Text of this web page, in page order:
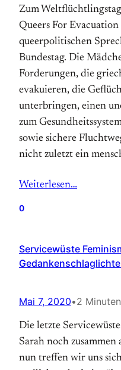
Zum
Queers For
queerpolitischen
Bundestag. Die
Forderungen, die
evakuieren, die
unterbringen, einen
zum
sowie sichere
nicht zuletzt ein
Weiterlesen…
0
Servicewüste
Mai 7, 2020•2
Die letzte
Sarah noch
nun treffen wir uns